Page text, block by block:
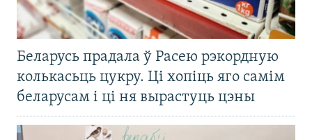
Беларусь прадала ў Расею рэкордную
колькасьць цукру. Ці хопіць яго самім
беларусам і ці ня вырастуць цэны